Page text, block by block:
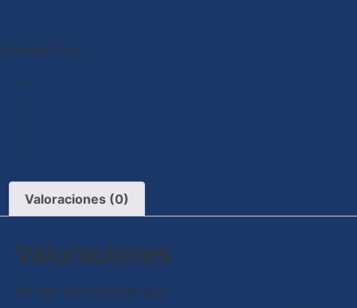
Compartir en :
Valoraciones (0)
Valoraciones
No hay valoraciones aún.